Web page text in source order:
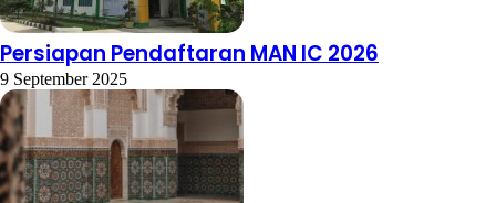
Persiapan Pendaftaran MAN IC 2026
9 September 2025